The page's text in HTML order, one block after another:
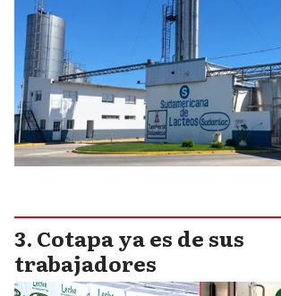
Cotapa ya es de sus
trabajadores